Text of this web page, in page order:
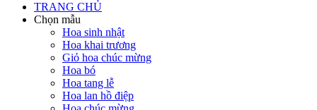
TRANG CHỦ
Chọn mẫu
Hoa sinh nhật
Hoa khai trương
Giỏ hoa chúc mừng
Hoa bó
Hoa tang lễ
Hoa lan hồ điệp